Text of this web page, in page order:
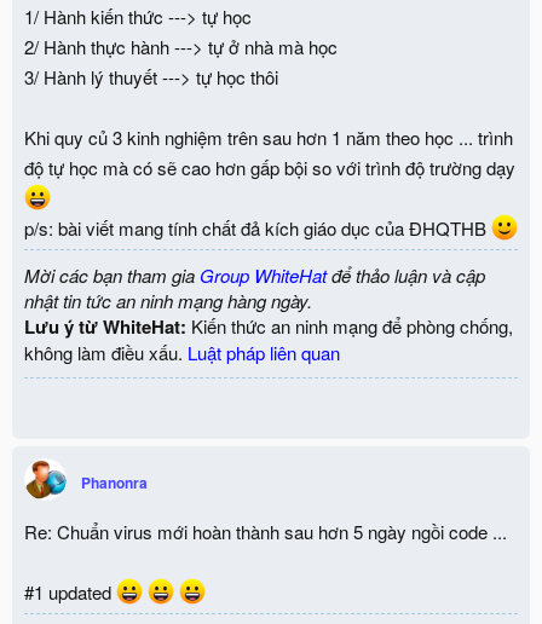
1/ Hành kiến thức ---> tự học
2/ Hành thực hành ---> tự ở nhà mà học
3/ Hành lý thuyết ---> tự học thôi
Khi quy củ 3 kinh nghiệm trên sau hơn 1 năm theo học ... trình
độ tự học mà có sẽ cao hơn gấp bội so với trình độ trường dạy
p/s: bài viết mang tính chất đả kích giáo dục của ĐHQTHB
Mời các bạn tham gia Group WhiteHatđể thảo luận và cập
nhật tin tức an ninh mạng hàng ngày.
Lưu ý từ WhiteHat: Kiến thức an ninh mạng để phòng chống,
không làm điều xấu. Luật pháp liên quan
Phanonra
Re: Chuẩn virus mới hoàn thành sau hơn 5 ngày ngồi code ...
#1 updated